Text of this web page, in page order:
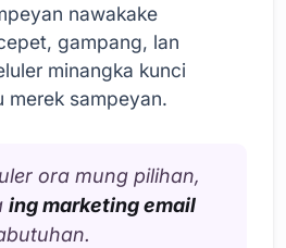
nawakake
gampang, lan
minangka kunci
merek sampeyan.
ora mung pilihan,
ing marketing email